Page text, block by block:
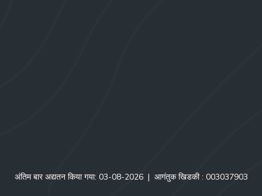
अंतिम बार अद्यतन किया गया: 03-08-2026 | आगंतुक खिडकी : 003037903